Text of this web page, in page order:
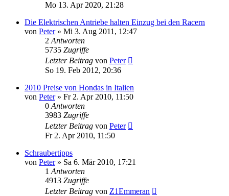
Mo 13. Apr 2020, 21:28
Die Elektrischen Antriebe halten Einzug bei den Racern
von Peter» Mi 3. Aug 2011, 12:47
2 Antworten
5735 Zugriffe
Letzter Beitrag von Peter
So 19. Feb 2012, 20:36
2010 Preise von Hondas in Italien
von Peter» Fr 2. Apr 2010, 11:50
0 Antworten
3983 Zugriffe
Letzter Beitrag von Peter
Fr 2. Apr 2010, 11:50
Schraubertipps
von Peter» Sa 6. Mär 2010, 17:21
1 Antworten
4913 Zugriffe
Letzter Beitrag von Z1Emmeran